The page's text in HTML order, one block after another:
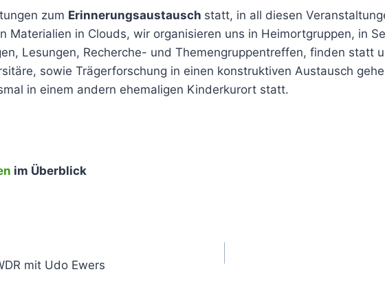
zum Erinnerungsaustausch statt, in all diesen
Materialien in Clouds, wir organisieren uns in Heimortgruppen, in
Lesungen, Recherche- und Themengruppentreffen, finden statt
sowie Trägerforschung in einen konstruktiven Austausch
in einem andern ehemaligen Kinderkurort statt.
im Überblick
mit Udo Ewers